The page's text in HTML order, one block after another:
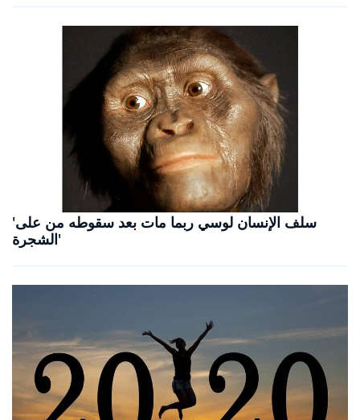
'سلف الإنسان لوسي ربما مات بعد سقوطه من على
الشجرة'